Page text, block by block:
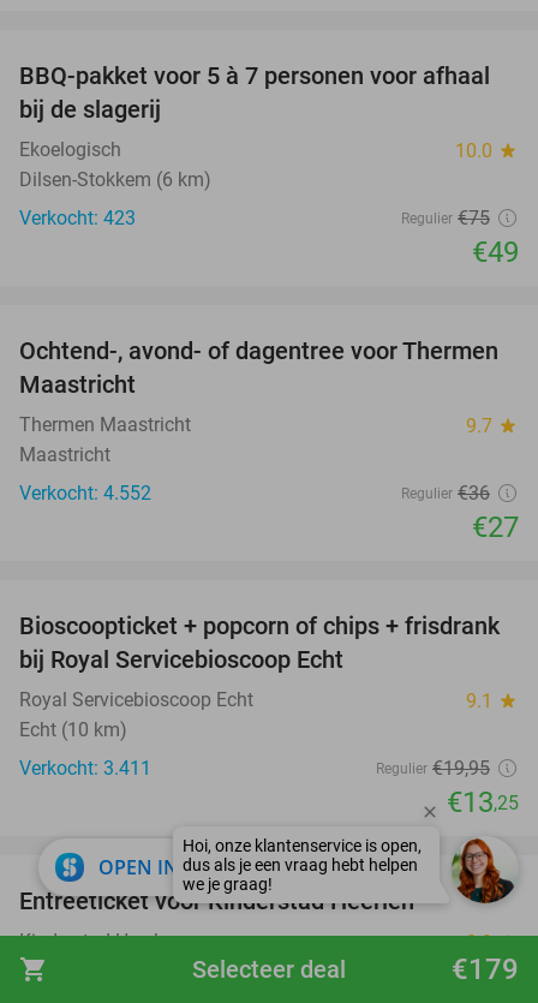
shopping_cart €179
Selecteer deal
35%
BBQ-pakket voor 5 à 7 personen voor afhaal
bij de slagerij
Ekoelogisch 10.0 star
Dilsen-Stokkem (6 km)
Verkocht: 423
Regulier €75
€49
25%
Ochtend-, avond- of dagentree voor Thermen
Maastricht
Thermen Maastricht 9.7 star
Maastricht
Verkocht: 4.552
Regulier €36
€27
34%
Bioscoopticket + popcorn of chips + frisdrank
bij Royal Servicebioscoop Echt
Royal Servicebioscoop Echt 9.1 star
Echt (10 km)
Verkocht: 3.411
Regulier €19,95
€13,25
32%
favorite_border
Entreeticket voor Kinderstad Heerlen
Kinderstad Heerlen 8.9star
Heerlen (10 km)
OPEN IN APP close